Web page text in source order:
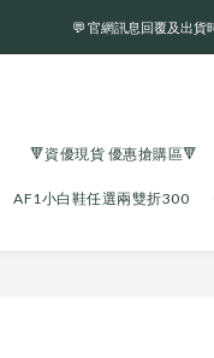
全 館 消 費
💬 官網訊息回覆及出貨
🔻資優現貨 優惠搶購區🔻
AF1小白鞋任選兩雙折300